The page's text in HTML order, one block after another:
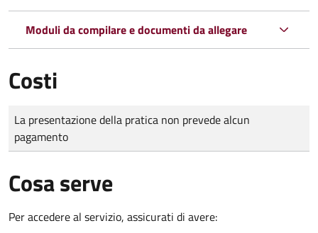
Moduli da compilare e documenti da allegare
Costi
Tipo di pagamento
Importo
La presentazione della pratica non prevede alcun
pagamento
Cosa serve
Per accedere al servizio, assicurati di avere: